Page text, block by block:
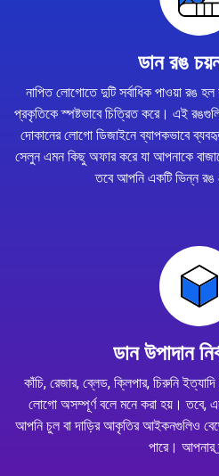
ডান রঙ
নাপিত লোগোতে দুটি সর্বাধিক পাওয়া রঙ হল
প্রকৃতিকে স্পষ্টভাবে চিত্রিত করে। এই
দোকানের লোগো ডিজাইনে ব্যাপকভাবে
সেলুন এমন কিছু অফার করে যা আপনাকে
তবে আপনি একটি ভিন্ন রঙ
ডান উপাদান
কাঁচি, রেজার, ব্লেড, ক্লিপার, চিরুনি
লোগো অসম্পূর্ণ বলে মনে করা হয়। তবে,
আপনি চুল বা দাড়ির আকৃতির আইকনগুলিও
পারে। আপনার